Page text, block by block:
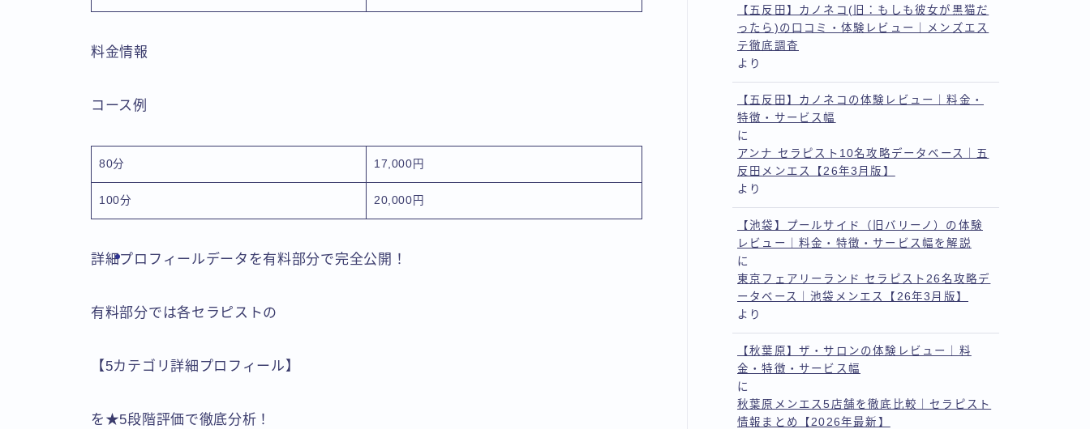
料金情報
コース例
80分 17,000円
100分 20,000円
詳細プロフィールデータを有料部分で完全公開！
有料部分では各セラピストの
【5カテゴリ詳細プロフィール】
を★5段階評価で徹底分析！
【五反田】カノネコ(旧：もしも彼女が黒猫だ
ったら)の口コミ・体験レビュー｜メンズエス
テ徹底調査
より
【五反田】カノネコの体験レビュー｜料金・
特徴・サービス幅
に
アンナ セラピスト10名攻略データベース｜五
反田メンエス【26年3月版】
より
【池袋】プールサイド（旧バリーノ）の体験
レビュー｜料金・特徴・サービス幅を解説
に
東京フェアリーランド セラピスト26名攻略デ
ータベース｜池袋メンエス【26年3月版】
より
【秋葉原】ザ・サロンの体験レビュー｜料
金・特徴・サービス幅
に
秋葉原メンエス5店舗を徹底比較｜セラピスト
情報まとめ【2026年最新】